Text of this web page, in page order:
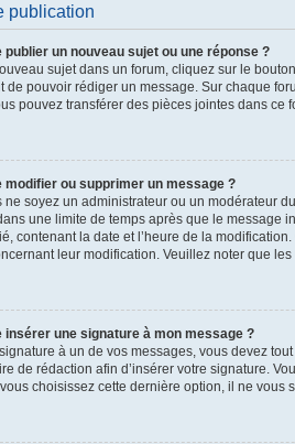
publication
publier un nouveau sujet ou une réponse ?
sujet dans un forum, cliquez sur le
de pouvoir rédiger un message. Sur chaque
pouvez transférer des pièces jointes dans ce
modifier ou supprimer un message ?
ne soyez un administrateur ou un modérateur
une limite de temps après que le message
contenant la date et l’heure de la
leur modification. Veuillez noter que
insérer une signature à mon message ?
à un de vos messages, vous devez
de rédaction afin d’insérer votre signature.
choisissez cette dernière option, il ne